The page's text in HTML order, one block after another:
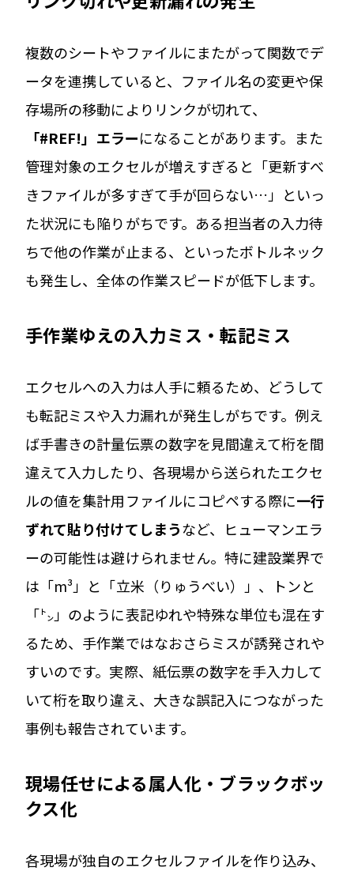
複数のシートやファイルにまたがって関数でデ
ータを連携していると、ファイル名の変更や保
存場所の移動によりリンクが切れて、
「#REF!」エラーになることがあります。また
管理対象のエクセルが増えすぎると「更新すべ
きファイルが多すぎて手が回らない…」といっ
た状況にも陥りがちです。ある担当者の入力待
ちで他の作業が止まる、といったボトルネック
も発生し、全体の作業スピードが低下します。
手作業ゆえの入力ミス・転記ミス
エクセルへの入力は人手に頼るため、どうして
も転記ミスや入力漏れが発生しがちです。例え
ば手書きの計量伝票の数字を見間違えて桁を間
違えて入力したり、各現場から送られたエクセ
ルの値を集計用ファイルにコピペする際に一行
ずれて貼り付けてしまうなど、ヒューマンエラ
ーの可能性は避けられません。特に建設業界で
は「m³」と「立米（りゅうべい）」、トンと
「㌧」のように表記ゆれや特殊な単位も混在す
るため、手作業ではなおさらミスが誘発されや
すいのです。実際、紙伝票の数字を手入力して
いて桁を取り違え、大きな誤記入につながった
事例も報告されています。
現場任せによる属人化・ブラックボッ
クス化
各現場が独自のエクセルファイルを作り込み、